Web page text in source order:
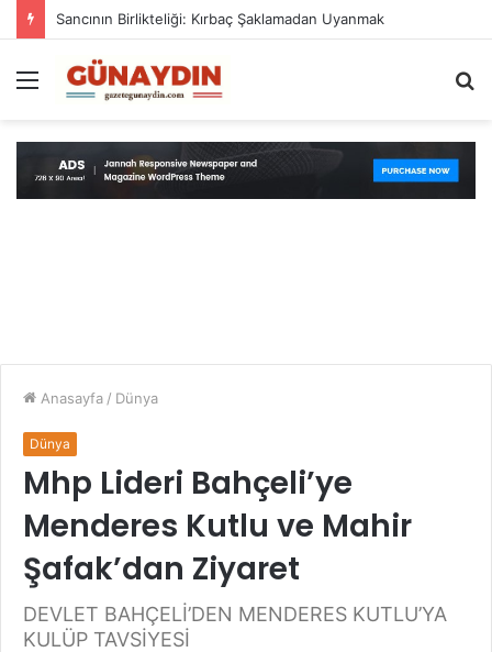
Sancının Birlikteliği: Kırbaç Şaklamadan Uyanmak
Menü
Anasayfa / Dünya
Dünya
Mhp Lideri Bahçeli’ye
Menderes Kutlu ve Mahir
Şafak’dan Ziyaret
DEVLET BAHÇELİ’DEN MENDERES KUTLU’YA
KULÜP TAVSİYESİ